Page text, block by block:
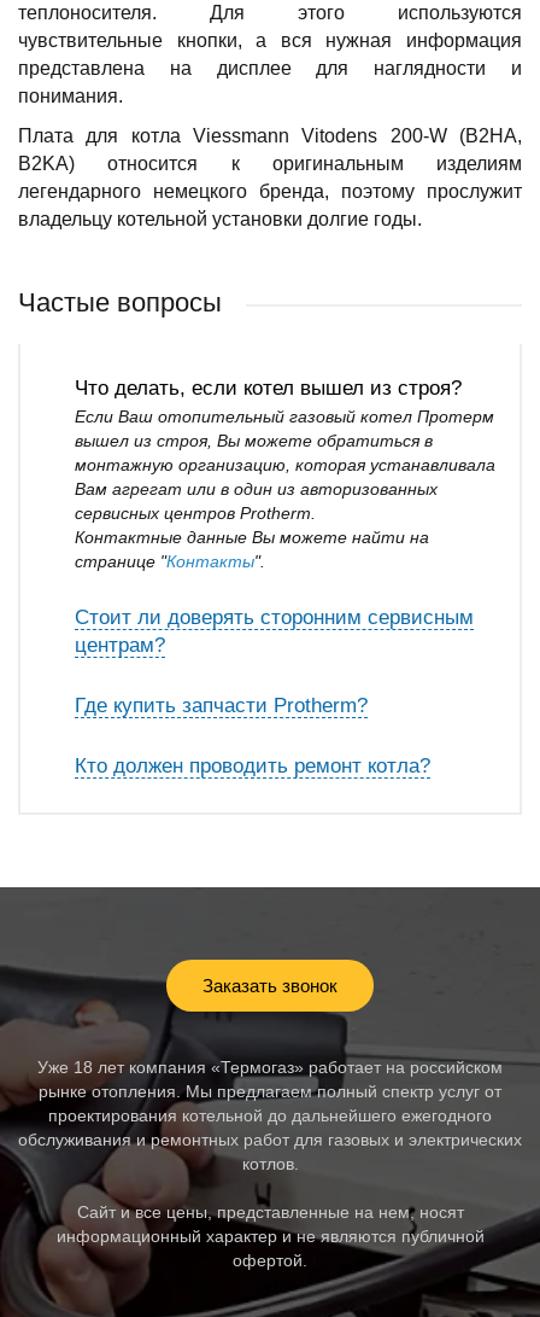
теплоносителя. Для этого используются
чувствительные кнопки, а вся нужная информация
представлена на дисплее для наглядности и
понимания.
Плата для котла Viessmann Vitodens 200-W (B2HA,
B2KA) относится к оригинальным изделиям
легендарного немецкого бренда, поэтому прослужит
владельцу котельной установки долгие годы.
Частые вопросы
Что делать, если котел вышел из строя?
Если Ваш отопительный газовый котел Протерм
вышел из строя, Вы можете обратиться в
монтажную организацию, которая устанавливала
Вам агрегат или в один из авторизованных
сервисных центров Protherm.
Контактные данные Вы можете найти на
странице "Контакты".
Стоит ли доверять сторонним сервисным
центрам?
Где купить запчасти Protherm?
Кто должен проводить ремонт котла?
Заказать звонок
Уже 18 лет компания «Термогаз» работает на российском
рынке отопления. Мы предлагаем полный спектр услуг от
проектирования котельной до дальнейшего ежегодного
обслуживания и ремонтных работ для газовых и электрических
котлов.
Сайт и все цены, представленные на нем, носят
информационный характер и не являются публичной
офертой.